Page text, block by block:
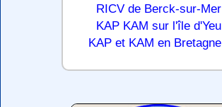
RICV de Berck-sur-Mer
KAP KAM sur l'île d'Yeu
KAP et KAM en Bretagne